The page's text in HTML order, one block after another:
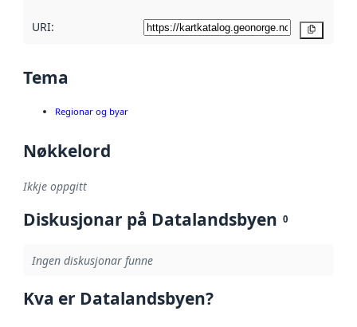
URI:
Tema
Regionar og byar
Nøkkelord
Ikkje oppgitt
Diskusjonar på Datalandsbyen 0
Ingen diskusjonar funne
Kva er Datalandsbyen?